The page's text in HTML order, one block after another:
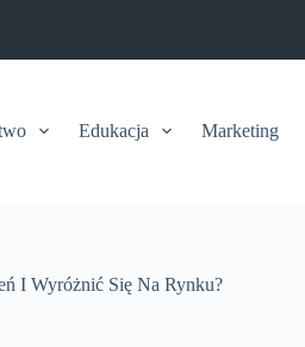
Edukacja Marketing
I Wyróżnić Się Na Rynku?